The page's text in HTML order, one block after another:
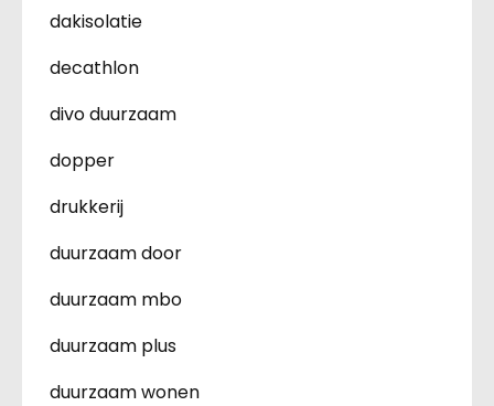
dakisolatie
decathlon
divo duurzaam
dopper
drukkerij
duurzaam door
duurzaam mbo
duurzaam plus
duurzaam wonen